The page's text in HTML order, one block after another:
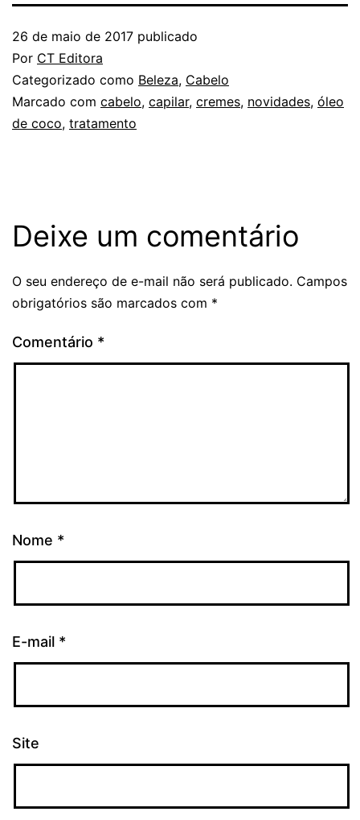
26 de maio de 2017 publicado
Por CT Editora
Categorizado como Beleza, Cabelo
Marcado com cabelo, capilar, cremes, novidades, óleo
de coco, tratamento
Deixe um comentário
O seu endereço de e-mail não será publicado. Campos
obrigatórios são marcados com *
Comentário *
Nome *
E-mail *
Site